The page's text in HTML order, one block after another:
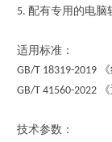
5. 配有专用的电脑
适用标准：
GB/T 18319-2019
GB/T 41560-2022
技术参数：